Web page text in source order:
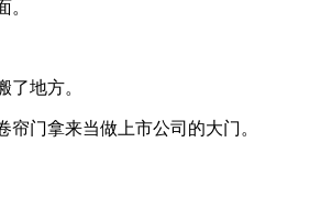
。
了地方。
门拿来当做上市公司的大门。